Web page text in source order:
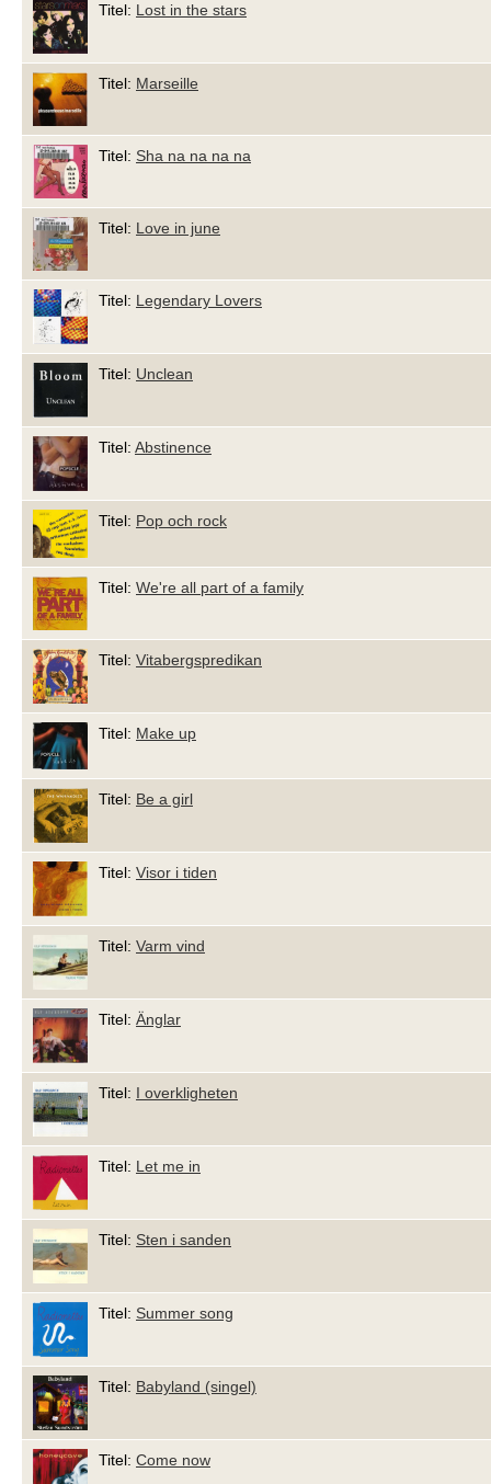
Titel: Lost in the stars
Titel: Marseille
Titel: Sha na na na na
Titel: Love in june
Titel: Legendary Lovers
Titel: Unclean
Titel: Abstinence
Titel: Pop och rock
Titel: We're all part of a family
Titel: Vitabergspredikan
Titel: Make up
Titel: Be a girl
Titel: Visor i tiden
Titel: Varm vind
Titel: Änglar
Titel: I overkligheten
Titel: Let me in
Titel: Sten i sanden
Titel: Summer song
Titel: Babyland (singel)
Titel: Come now